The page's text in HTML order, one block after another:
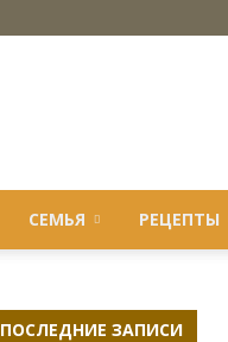
СЕМЬЯ РЕЦЕПТЫ
ПОСЛЕДНИЕ ЗАПИСИ